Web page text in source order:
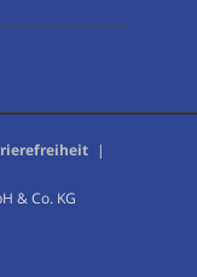
|
& Co. KG